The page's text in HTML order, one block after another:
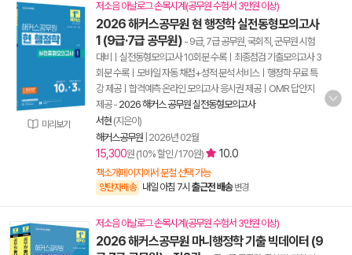
미리보기
저소음 아날로그 손목시계(공무원 수험서 3만원 이상)
2026 해커스공무원 현 행정학 실전동형모의고사
1 (9급·7급 공무원) - 9급, 7급 공무원, 국회직, 군무원 시험
대비ㅣ실전동형모의고사 10회분 수록ㅣ최종점검 기출모의고사 3
회분 수록ㅣ모바일 자동 채점+성적 분석 서비스ㅣ행정학 무료 특
강 제공ㅣ합격예측 온라인 모의고사 응시권 제공ㅣOMR 답안지
제공- 2026 해커스 공무원 실전동형모의고사
서현 (지은이)
해커스공무원 2026년 02월
15,300원 (10% 할인 / 170원) 10.0
책소개페이지에서 분철 선택 가능
양탄자배송 내일 아침 7시 출근전 배송 변경
저소음 아날로그 손목시계(공무원 수험서 3만원 이상)
2026 해커스공무원 마니행정학 기출 빅데이터 (9